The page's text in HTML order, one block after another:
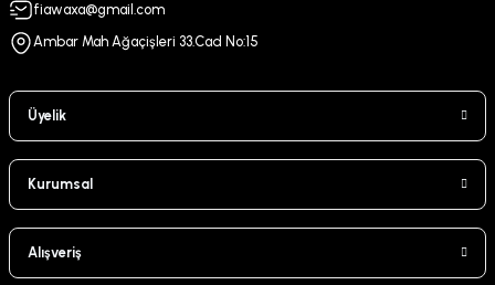
fiawaxa@gmail.com
Ambar Mah Ağaçişleri 33.Cad No:15
Üyelik
Kurumsal
Alışveriş